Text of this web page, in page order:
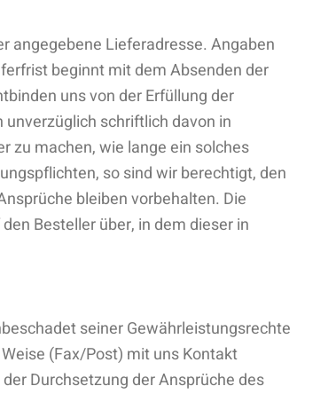
angegebene Lieferadresse. Angaben
beginnt mit dem Absenden der
uns von der Erfüllung der
schriftlich davon in
zu machen, wie lange ein solches
so sind wir berechtigt, den
bleiben vorbehalten. Die
Besteller über, in dem dieser in
seiner Gewährleistungsrechte
(Fax/Post) mit uns Kontakt
Durchsetzung der Ansprüche des